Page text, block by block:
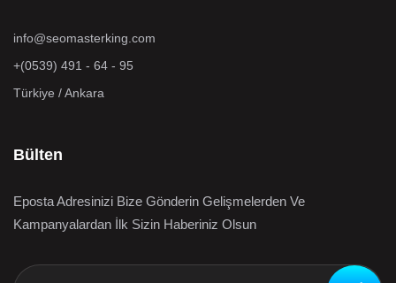
info@seomasterking.com
+(0539) 491 - 64 - 95
Türkiye / Ankara
Bülten
Eposta Adresinizi Bize Gönderin Gelişmelerden Ve
Kampanyalardan İlk Sizin Haberiniz Olsun